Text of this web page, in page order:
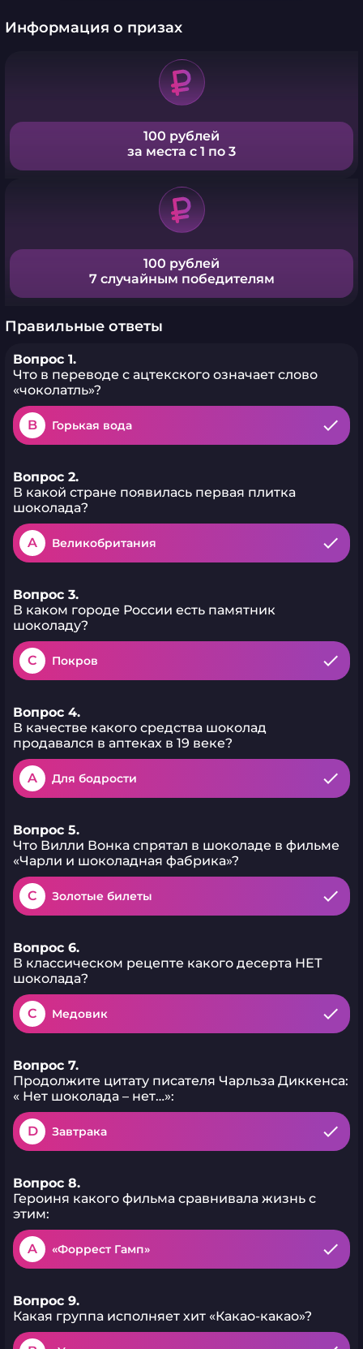
Информация о призах
100 рублей
за места с 1 по 3
100 рублей
7 случайным победителям
Правильные ответы
Вопрос 1.
Что в переводе с ацтекского означает слово
«чоколатль»?
B Горькая вода
Вопрос 2.
В какой стране появилась первая плитка
шоколада?
A Великобритания
Вопрос 3.
В каком городе России есть памятник
шоколаду?
C Покров
Вопрос 4.
В качестве какого средства шоколад
продавался в аптеках в 19 веке?
A Для бодрости
Вопрос 5.
Что Вилли Вонка спрятал в шоколаде в фильме
«Чарли и шоколадная фабрика»?
C Золотые билеты
Вопрос 6.
В классическом рецепте какого десерта НЕТ
шоколада?
C Медовик
Вопрос 7.
Продолжите цитату писателя Чарльза Диккенса:
« Нет шоколада – нет…»:
D Завтрака
Вопрос 8.
Героиня какого фильма сравнивала жизнь с
этим:
A «Форрест Гамп»
Вопрос 9.
Какая группа исполняет хит «Какао-какао»?